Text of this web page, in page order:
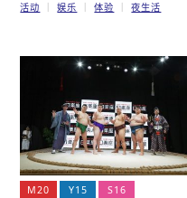
活动 娱乐 体验 夜生活
M20 Y15 S16